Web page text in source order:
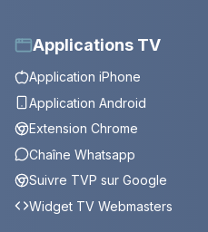
Applications TV
Application iPhone
Application Android
Extension Chrome
Chaîne Whatsapp
Suivre TVP sur Google
Widget TV Webmasters